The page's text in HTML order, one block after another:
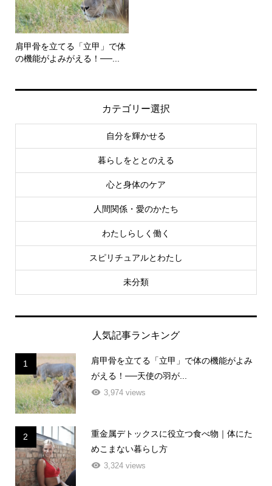
肩甲骨を立てる「立甲」で体
の機能がよみがえる！──...
カテゴリー選択
自分を輝かせる
暮らしをととのえる
心と身体のケア
人間関係・愛のかたち
わたしらしく働く
スピリチュアルとわたし
未分類
人気記事ランキング
1
肩甲骨を立てる「立甲」で体の機能がよみ
がえる！──天使の羽が...
3,974 views
2
重金属デトックスに役立つ食べ物｜体にた
めこまない暮らし方
3,324 views